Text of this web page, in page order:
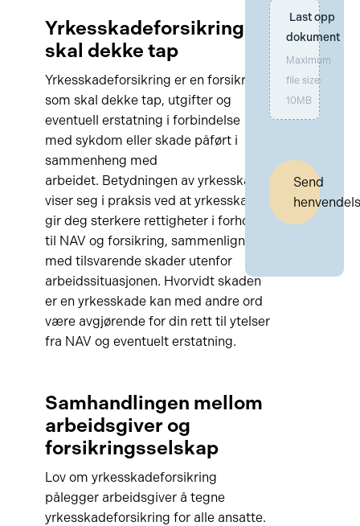
Yrkesskadeforsikring
skal dekke tap
Yrkesskadeforsikring er en forsikring
som skal dekke tap, utgifter og
eventuell erstatning i forbindelse
med sykdom eller skade påført i
sammenheng med
arbeidet. Betydningen av yrkesskade
viser seg i praksis ved at yrkesskade
gir deg sterkere rettigheter i forhold
til NAV og forsikring, sammenlignet
med tilsvarende skader utenfor
arbeidssituasjonen. Hvorvidt skaden
er en yrkesskade kan med andre ord
være avgjørende for din rett til ytelser
fra NAV og eventuelt erstatning.
Samhandlingen mellom
arbeidsgiver og
forsikringsselskap
Lov om yrkesskadeforsikring
pålegger arbeidsgiver å tegne
yrkesskadeforsikring for alle ansatte.
Last opp
dokument
Maximum
file size:
10MB
Send